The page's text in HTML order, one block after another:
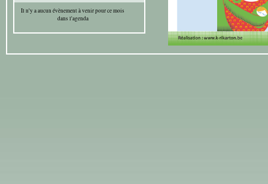
Il n'y a aucun évènement à venir pour ce mois
dans l'agenda